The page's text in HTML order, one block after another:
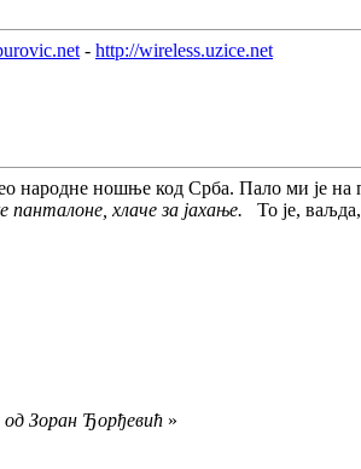
- http://wireless.uzice.net
народне ношње код Срба. Пало ми је
панталоне, хлаче за јахање. То је,
Зоран Ђорђевић »